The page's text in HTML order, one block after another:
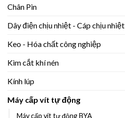
Chân Pin
Dây điện chịu nhiệt - Cáp chịu nhiệt
Keo - Hóa chất công nghiệp
Kìm cắt khí nén
Kính lúp
Máy cấp vít tự động
Máy cấp vít tự động BYA